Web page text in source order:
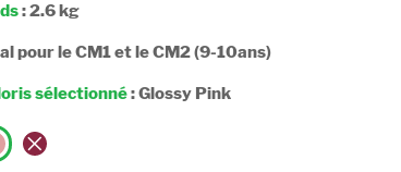
: 2.6 kg
pour le CM1 et le CM2 (9-10ans)
sélectionné:Glossy Pink